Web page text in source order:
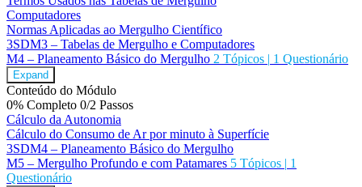
Computadores
Normas Aplicadas ao Mergulho Científico
3SDM3 – Tabelas de Mergulho e Computadores
M4 – Planeamento Básico do Mergulho 2 Tópicos | 1 Questionário
Expand
Conteúdo do Módulo
0% Completo 0/2 Passos
Cálculo da Autonomia
Cálculo do Consumo de Ar por minuto à Superfície
3SDM4 – Planeamento Básico do Mergulho
M5 – Mergulho Profundo e com Patamares 5 Tópicos | 1
Questionário